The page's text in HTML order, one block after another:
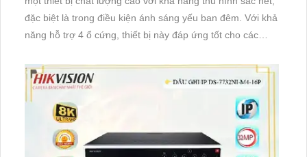
đặc biệt là trong điều kiện ánh sáng yếu ban đêm. Với khả
năng hỗ trợ 4 ổ cứng, thiết bị này đáp ứng tốt cho các
không bị giảm chất lượng hình ảnh, cấp nguồn qua RJ45
giúp tiết kiệm và dễ dàng lắp đặt